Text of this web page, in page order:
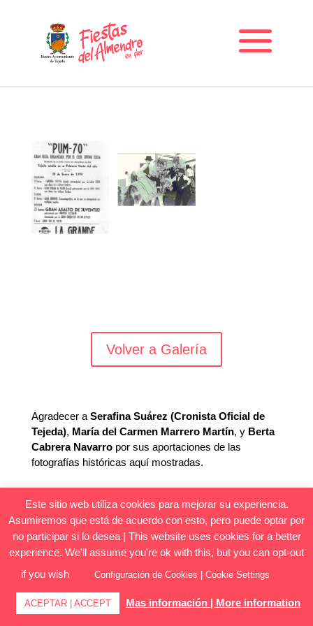
Volver a Galería
Agradecer a Serafina Suárez (Cronista Oficial de
Tejeda), María del Carmen Marrero Martín, y Berta
Cabrera Navarropor sus aportaciones de las
fotografías históricas aquí mostradas.
© 2021
Almendro en Flor
Este sitio web utiliza cookies para mejorar su experiencia.
Asumiremos que está de acuerdo con esto, pero puede optar por
no participar si lo desea | This website uses cookies for a better
experience. We'll assume you're ok with this, but you can opt-out
if you wish
Configuración de Cookies | Cookie Settings
ACEPTAR | ACCEPT Mas información | More information